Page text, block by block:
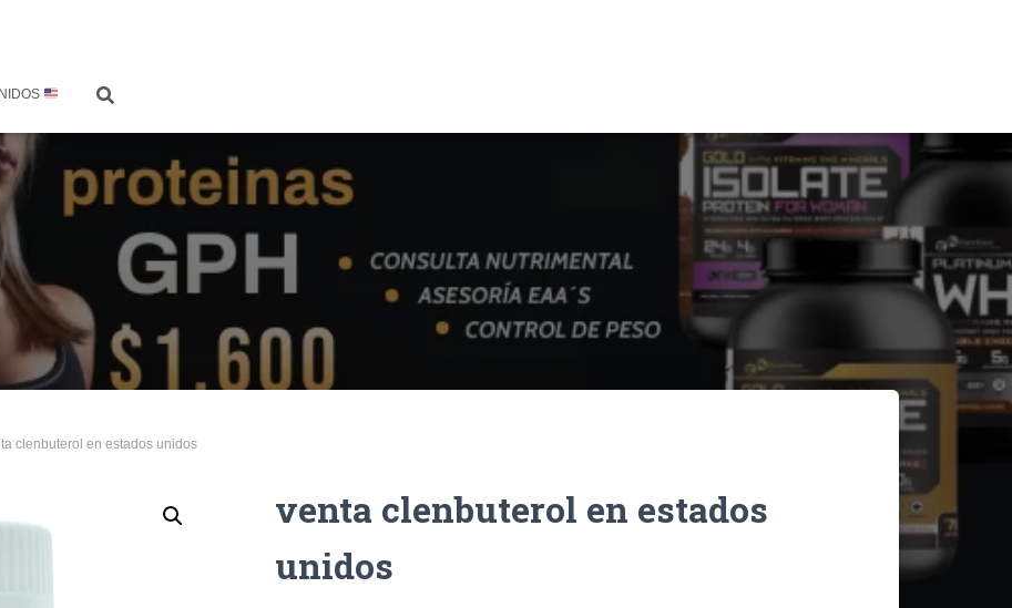
clenbuterol en estados unidos
venta clenbuterol en estados
unidos